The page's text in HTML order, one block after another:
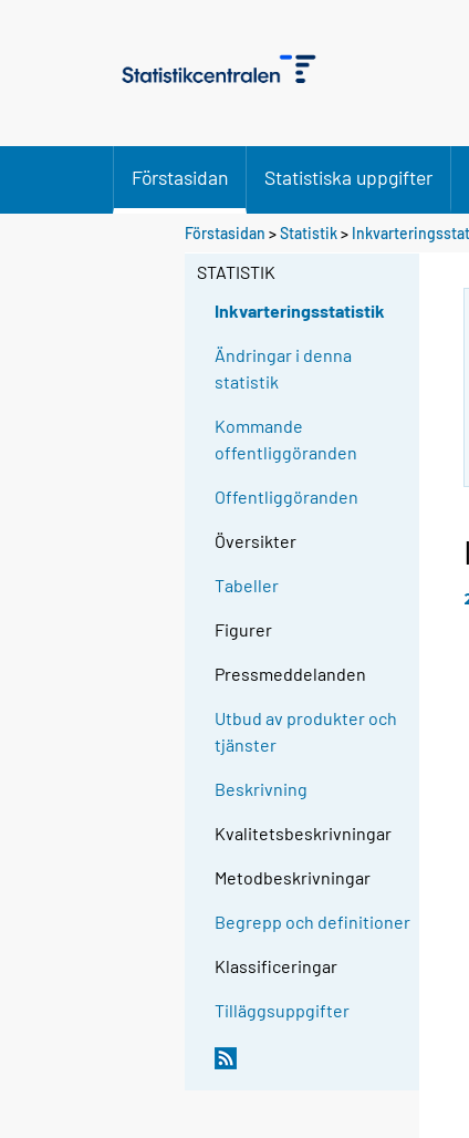
Förstasidan Statistiska uppgifter
Förstasidan >Statistik>
STATISTIK
Inkvarteringsstatistik
Ändringar i denna
statistik
Kommande
offentliggöranden
Offentliggöranden
Översikter
Tabeller
Figurer
Pressmeddelanden
Utbud av produkter och
tjänster
Beskrivning
Kvalitetsbeskrivningar
Metodbeskrivningar
Begrepp och definitioner
Klassificeringar
Tilläggsuppgifter